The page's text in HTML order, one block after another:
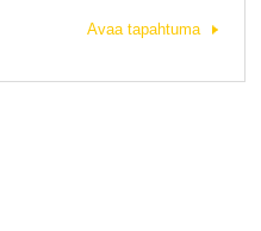
Avaa tapahtuma